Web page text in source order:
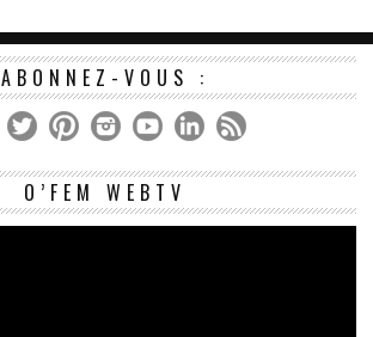
ABONNEZ-VOUS :
O’FEM WEBTV